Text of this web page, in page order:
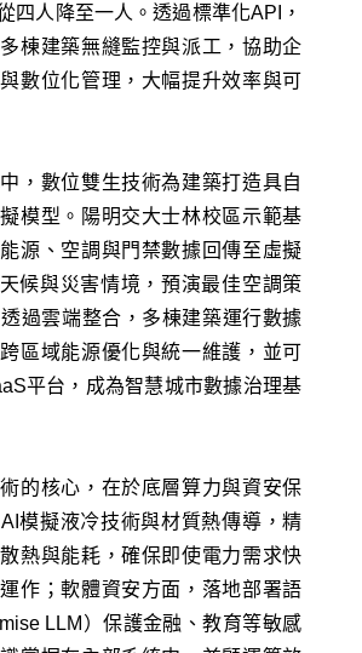
四人降至一人。透過標準化API，
棟建築無縫監控與派工，協助企
數位化管理，大幅提升效率與可
，數位雙生技術為建築打造具自
模型。陽明交大士林校區示範基
源、空調與門禁數據回傳至虛擬
候與災害情境，預演最佳空調策
過雲端整合，多棟建築運行數據
區域能源優化與統一維護，並可
平台，成為智慧城市數據治理基
的核心，在於底層算力與資安保
模擬液冷技術與材質熱傳導，精
熱與能耗，確保即使電力需求快
作；軟體資安方面，落地部署語
LLM）保護金融、教育等敏感